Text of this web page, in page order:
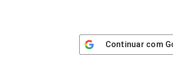
Continuar com